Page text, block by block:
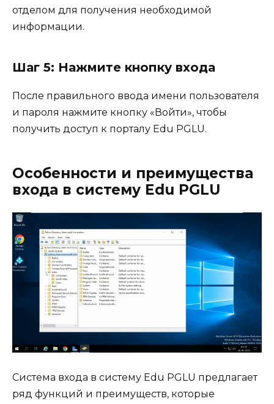
отделом для получения необходимой
информации.
Шаг 5: Нажмите кнопку входа
После правильного ввода имени пользователя
и пароля нажмите кнопку «Войти», чтобы
получить доступ к порталу Edu PGLU.
Особенности и преимущества
входа в систему Edu PGLU
Система входа в систему Edu PGLU предлагает
ряд функций и преимуществ, которые